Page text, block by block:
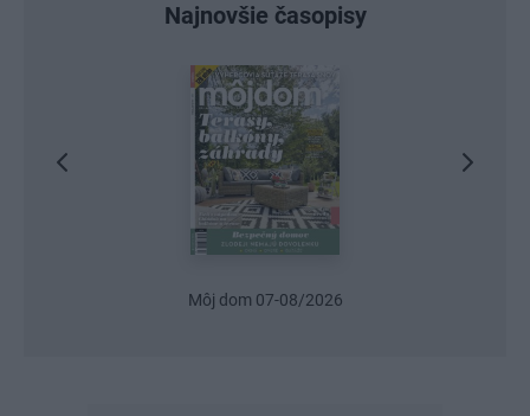
Najnovšie časopisy
Môj dom 07-08/2026